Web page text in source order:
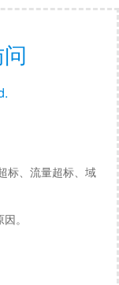
标、流量超标、域
。